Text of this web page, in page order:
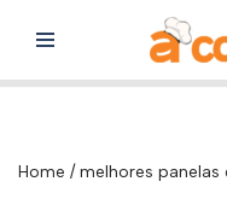
para
Home /melhores panelas